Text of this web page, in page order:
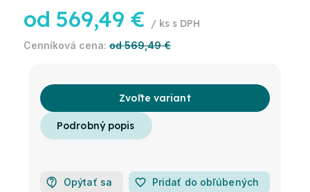
od 569,49 €
od 569,49 € / ks
Zvoľte variant
Opýtať sa favorite_border Pridať do obľúbených